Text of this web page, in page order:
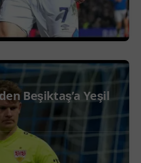
Beşiktaş’a Yeşil